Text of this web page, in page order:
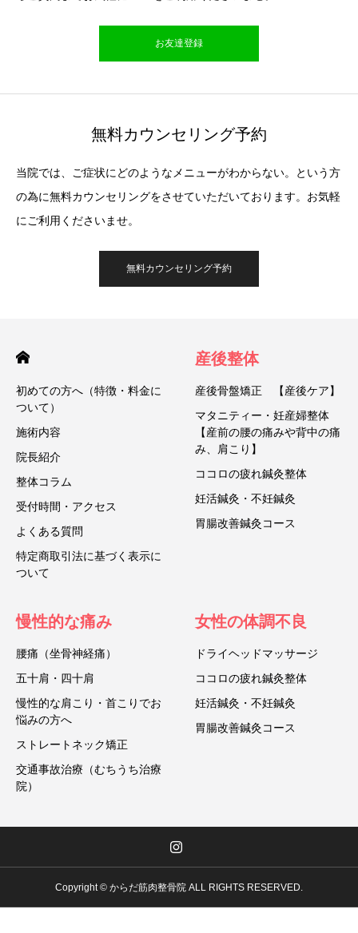
お友達登録
無料カウンセリング予約
当院では、ご症状にどのようなメニューがわからない。という方
の為に無料カウンセリングをさせていただいております。お気軽
にご利用くださいませ。
無料カウンセリング予約
初めての方へ（特徴・料金に
ついて）
施術内容
院長紹介
整体コラム
受付時間・アクセス
よくある質問
特定商取引法に基づく表示に
ついて
産後整体
産後骨盤矯正 【産後ケア】
マタニティー・妊産婦整体
【産前の腰の痛みや背中の痛
み、肩こり】
ココロの疲れ鍼灸整体
妊活鍼灸・不妊鍼灸
胃腸改善鍼灸コース
慢性的な痛み
腰痛（坐骨神経痛）
五十肩・四十肩
慢性的な肩こり・首こりでお
悩みの方へ
ストレートネック矯正
交通事故治療（むちうち治療
院）
女性の体調不良
ドライヘッドマッサージ
ココロの疲れ鍼灸整体
妊活鍼灸・不妊鍼灸
胃腸改善鍼灸コース
Copyright © からだ筋肉整骨院 ALL RIGHTS RESERVED.